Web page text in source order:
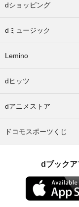
dショッピング
dミュージック
Lemino
dヒッツ
dアニメストア
ドコモスポーツくじ
dブックア